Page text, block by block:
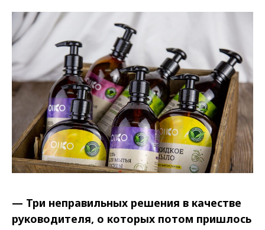
— Три неправильных решения в качестве
руководителя, о которых потом пришлось